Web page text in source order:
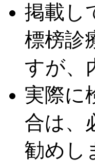
掲載し
標榜診
すが、
実際に
合は、
勧めし